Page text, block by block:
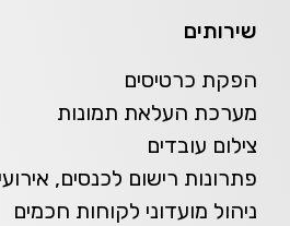
שירותים
הפקת כרטיסים
מערכת העלאת תמונות
צילום עובדים
פתרונות רישום לכנסים,
ניהול מועדוני לקוחות חכמים